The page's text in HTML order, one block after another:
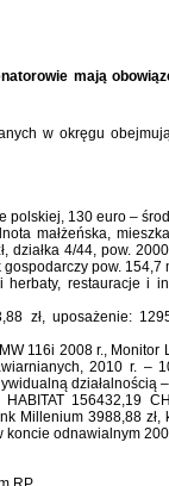
mają
w okręgu
polskiej, 130 euro –
małżeńska,
działka 4/44, pow.
pow. 154,7
restauracje i
zł, uposażenie:
116i 2008 r., Monitor
2010 r. –
działalnością –
156432,19
Millenium 3988,88
koncie odnawialnym